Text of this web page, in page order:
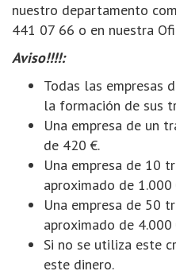
nuestro departamento
441 07 66 o en nuestra
Aviso!!!!:
Todas las empresas
la formación de sus
Una empresa de un
de 420 €.
Una empresa de 10
aproximado de 1.000
Una empresa de 50
aproximado de 4.000
Si no se utiliza este
este dinero.